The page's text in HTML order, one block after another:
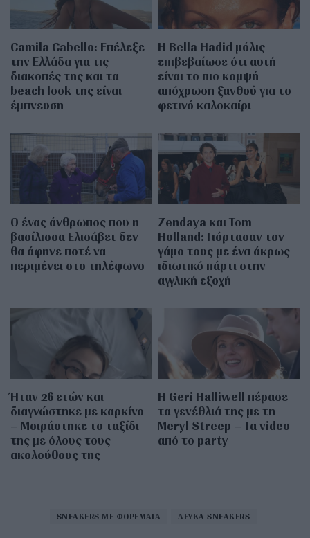
Camila Cabello: Επέλεξε
την Ελλάδα για τις
διακοπές της και τα
beach look της είναι
έμπνευση
Η Bella Hadid μόλις
επιβεβαίωσε ότι αυτή
είναι το πιο κομψή
απόχρωση ξανθού για το
φετινό καλοκαίρι
Ο ένας άνθρωπος που η
βασίλισσα Ελισάβετ δεν
θα άφηνε ποτέ να
περιμένει στο τηλέφωνο
Zendaya και Tom
Holland: Γιόρτασαν τον
γάμο τους με ένα άκρως
ιδιωτικό πάρτι στην
αγγλική εξοχή
Ήταν 26 ετών και
διαγνώστηκε με καρκίνο
– Μοιράστηκε το ταξίδι
της με όλους τους
ακολούθους της
Η Geri Halliwell πέρασε
τα γενέθλιά της με τη
Meryl Streep – Τα video
από το party
SNEAKERS ΜΕ ΦΟΡΕΜΑΤΑ ΛΕΥΚΑ SNEAKERS